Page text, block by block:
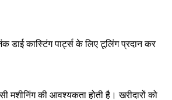
डाई कास्टिंग पार्ट्स के लिए टूलिंगप्रदान कर
की आवश्यकता होती है। खरीदारों को